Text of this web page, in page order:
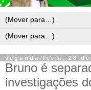
segunda-feira, 28
Bruno é
investigações